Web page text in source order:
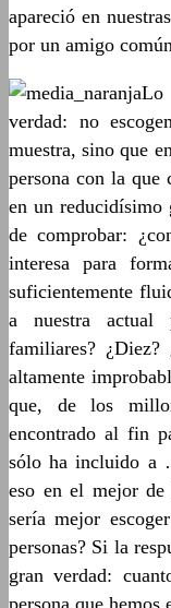
apareció en
por un amigo
Lo
verdad: no
muestra, sino que
persona con la que
en un reducidísimo
de comprobar:
interesa para
suficientemente
a nuestra actual
familiares? ¿Diez?
altamente
que, de los
encontrado al fin
sólo ha incluido a
eso en el mejor de
sería mejor
personas? Si la
gran verdad:
persona que hemos